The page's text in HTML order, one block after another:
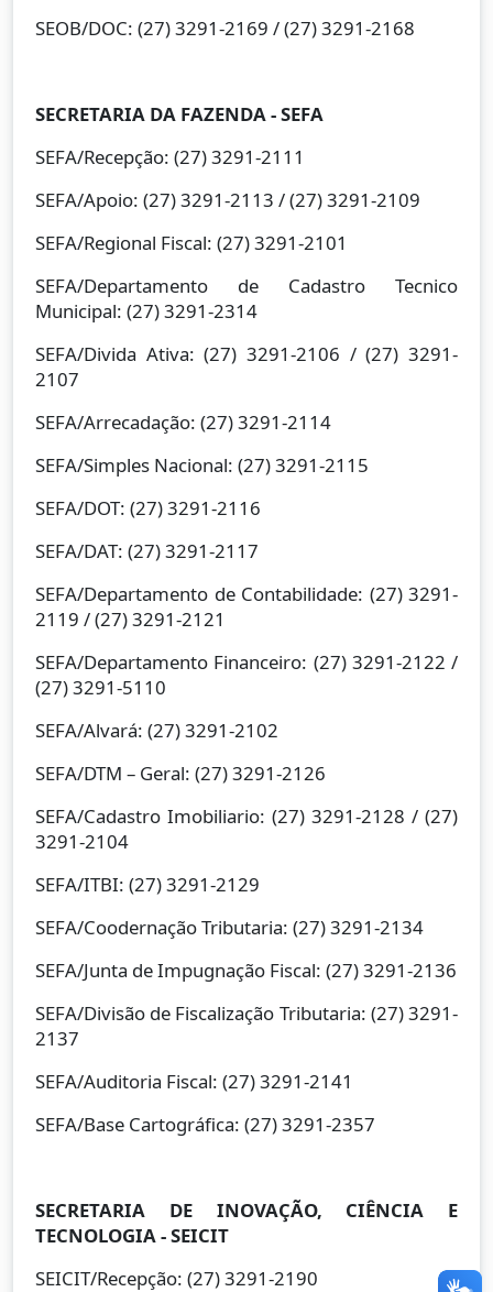
SEOB/DOC: (27) 3291-2169 / (27) 3291-2168
SECRETARIA DA FAZENDA - SEFA
SEFA/Recepção: (27) 3291-2111
SEFA/Apoio: (27) 3291-2113 / (27) 3291-2109
SEFA/Regional Fiscal: (27) 3291-2101
SEFA/Departamento de Cadastro Tecnico
Municipal: (27) 3291-2314
SEFA/Divida Ativa: (27) 3291-2106 / (27) 3291-
2107
SEFA/Arrecadação: (27) 3291-2114
SEFA/Simples Nacional: (27) 3291-2115
SEFA/DOT: (27) 3291-2116
SEFA/DAT: (27) 3291-2117
SEFA/Departamento de Contabilidade: (27) 3291-
2119 / (27) 3291-2121
SEFA/Departamento Financeiro: (27) 3291-2122 /
(27) 3291-5110
SEFA/Alvará: (27) 3291-2102
SEFA/DTM – Geral: (27) 3291-2126
SEFA/Cadastro Imobiliario: (27) 3291-2128 / (27)
3291-2104
SEFA/ITBI: (27) 3291-2129
SEFA/Coodernação Tributaria: (27) 3291-2134
SEFA/Junta de Impugnação Fiscal: (27) 3291-2136
SEFA/Divisão de Fiscalização Tributaria: (27) 3291-
2137
SEFA/Auditoria Fiscal: (27) 3291-2141
SEFA/Base Cartográfica: (27) 3291-2357
SECRETARIA DE INOVAÇÃO, CIÊNCIA E
TECNOLOGIA - SEICIT
SEICIT/Recepção: (27) 3291-2190